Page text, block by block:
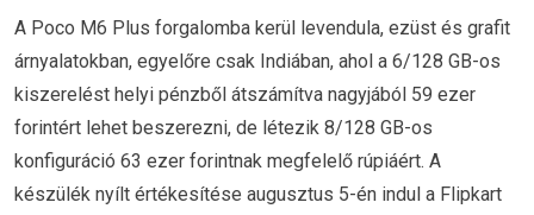
A Poco M6 Plus forgalomba kerül levendula, ezüst és grafit
árnyalatokban, egyelőre csak Indiában, ahol a 6/128 GB-os
kiszerelést helyi pénzből átszámítva nagyjából 59 ezer
forintért lehet beszerezni, de létezik 8/128 GB-os
konfiguráció 63 ezer forintnak megfelelő rúpiáért. A
készülék nyílt értékesítése augusztus 5-én indul a Flipkart